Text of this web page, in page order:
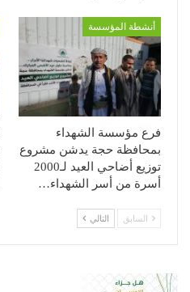
أنشطة المؤسسة
فرع مؤسسة الشهداء
بمحافظة حجة يدشن مشروع
توزيع أضاحي العيد لـ2000
أسرة من أسر الشهداء…
السابق التالي